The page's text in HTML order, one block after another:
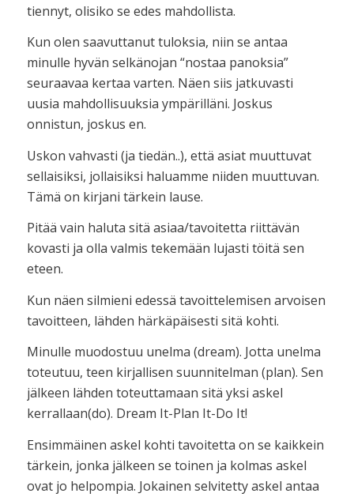
tiennyt, olisiko se edes mahdollista.
Kun olen saavuttanut tuloksia, niin se antaa
minulle hyvän selkänojan “nostaa panoksia”
seuraavaa kertaa varten. Näen siis jatkuvasti
uusia mahdollisuuksia ympärilläni. Joskus
onnistun, joskus en.
Uskon vahvasti (ja tiedän..), että asiat muuttuvat
sellaisiksi, jollaisiksi haluamme niiden muuttuvan.
Tämä on kirjani tärkein lause.
Pitää vain haluta sitä asiaa/tavoitetta riittävän
kovasti ja olla valmis tekemään lujasti töitä sen
eteen.
Kun näen silmieni edessä tavoittelemisen arvoisen
tavoitteen, lähden härkäpäisesti sitä kohti.
Minulle muodostuu unelma (dream). Jotta unelma
toteutuu, teen kirjallisen suunnitelman (plan). Sen
jälkeen lähden toteuttamaan sitä yksi askel
kerrallaan(do). Dream It-Plan It-Do It!
Ensimmäinen askel kohti tavoitetta on se kaikkein
tärkein, jonka jälkeen se toinen ja kolmas askel
ovat jo helpompia. Jokainen selvitetty askel antaa